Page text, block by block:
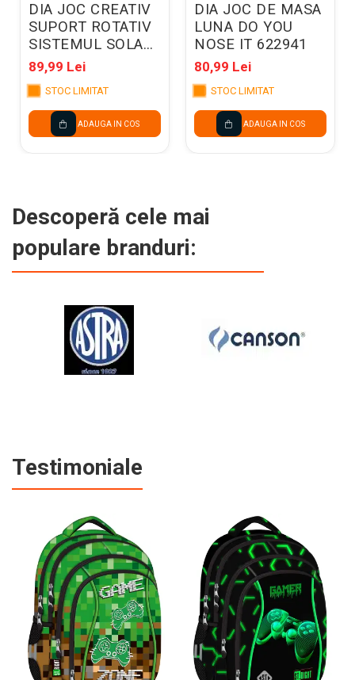
DIA JOC CREATIV
SUPORT ROTATIV
SISTEMUL SOLAR
21*7.5*24.5CM
LUNA 621966
89,99 Lei
STOC LIMITAT
ADAUGA IN COS
DIA JOC DE MASA
LUNA DO YOU
NOSE IT 622941
80,99 Lei
STOC LIMITAT
ADAUGA IN COS
Descoperă cele mai
populare branduri:
Testimoniale